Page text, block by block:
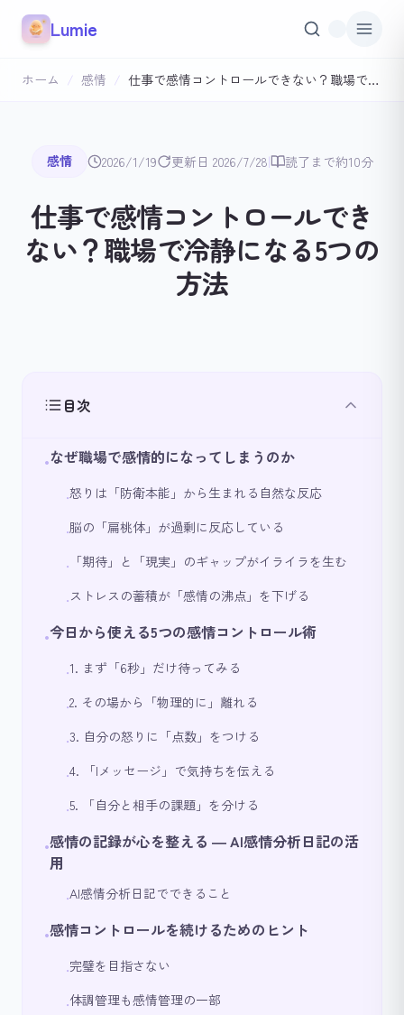
本文へスキップ
Lumie
ホーム / 感情 / 仕事で感情コントロールできない？職場で冷静になる5つの方法
感情 2026/1/19 更新日 2026/7/28| 読了まで約10分
仕事で感情コントロールでき
ない？職場で冷静になる5つの
方法
目次
•なぜ職場で感情的になってしまうのか
•怒りは「防衛本能」から生まれる自然な反応
•脳の「扁桃体」が過剰に反応している
• 「期待」と「現実」のギャップがイライラを生む
•ストレスの蓄積が「感情の沸点」を下げる
•今日から使える5つの感情コントロール術
•1. まず「6秒」だけ待ってみる
•2. その場から「物理的に」離れる
•3. 自分の怒りに「点数」をつける
•4. 「Iメッセージ」で気持ちを伝える
•5. 「自分と相手の課題」を分ける
•感情の記録が心を整える ― AI感情分析日記の活
用
•AI感情分析日記でできること
•感情コントロールを続けるためのヒント
•完璧を目指さない
•体調管理も感情管理の一部